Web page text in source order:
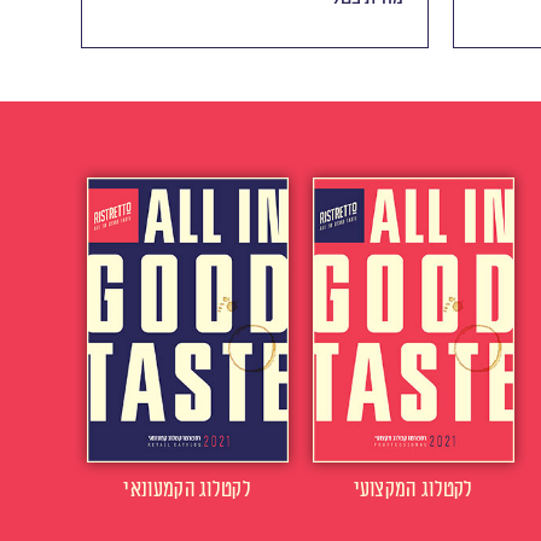
לקטלוג הקמעונאי לקטלוג המקצועי